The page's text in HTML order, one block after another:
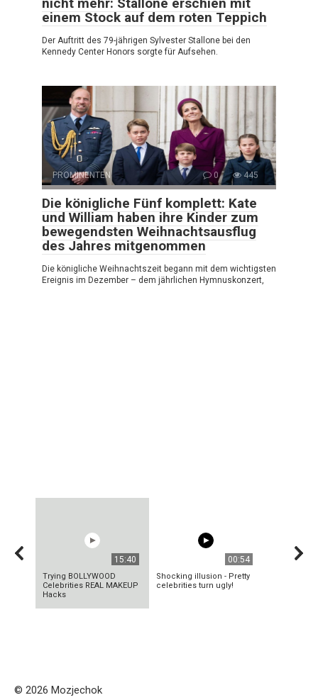
einem Stock auf dem roten Teppich
Der Auftritt des 79-jährigen Sylvester Stallone bei den
Kennedy Center Honors sorgte für Aufsehen.
PROMINENTEN 0 445
Die königliche Fünf komplett: Kate
und William haben ihre Kinder zum
bewegendsten Weihnachtsausflug
des Jahres mitgenommen
Die königliche Weihnachtszeit begann mit dem wichtigsten
Ereignis im Dezember – dem jährlichen Hymnuskonzert,
15:40
Trying BOLLYWOOD
Celebrities REAL MAKEUP
Hacks
00:54
Shocking illusion - Pretty
celebrities turn ugly!
© 2026 Mozjechok